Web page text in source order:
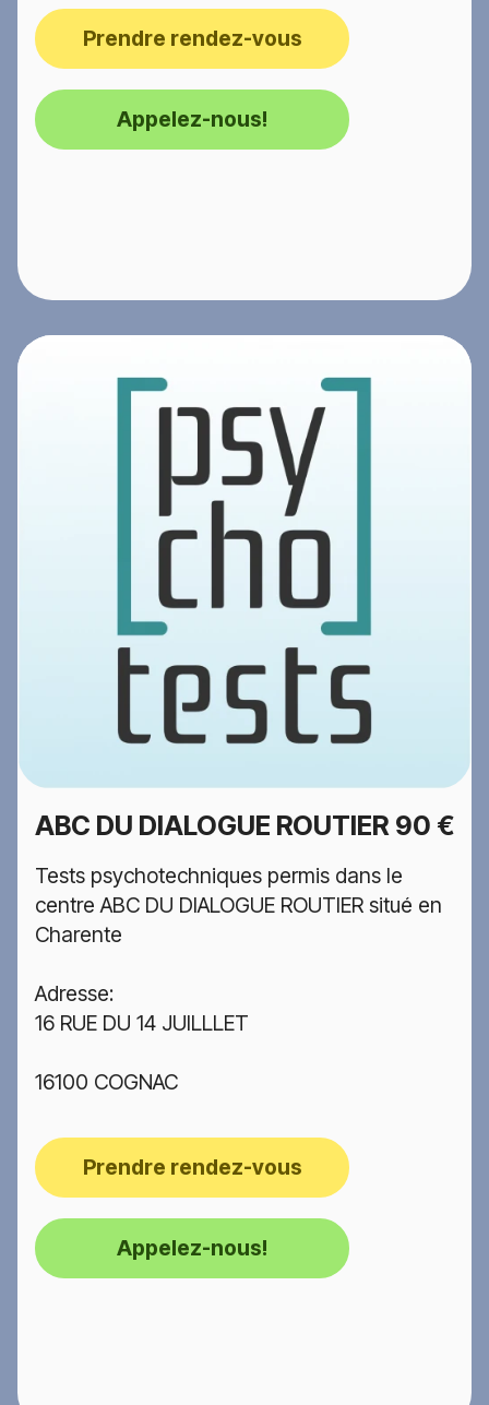
Prendre rendez-vous
Appelez-nous!
ABC DU DIALOGUE ROUTIER 90 €
Tests psychotechniques permis dans le
centre ABC DU DIALOGUE ROUTIER situé en
Charente
Adresse:
16 RUE DU 14 JUILLLET
16100 COGNAC
Prendre rendez-vous
Appelez-nous!